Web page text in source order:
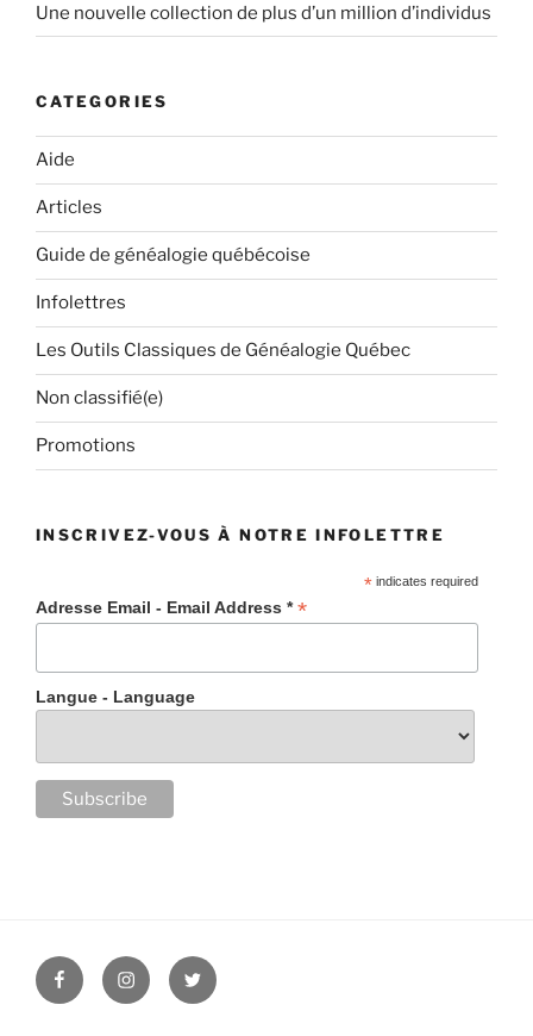
Une nouvelle collection de plus d’un million d’individus
CATEGORIES
Aide
Articles
Guide de généalogie québécoise
Infolettres
Les Outils Classiques de Généalogie Québec
Non classifié(e)
Promotions
INSCRIVEZ-VOUS À NOTRE INFOLETTRE
* indicates required
Adresse Email - Email Address **
Langue - Language
FacebookInstagramTwitter